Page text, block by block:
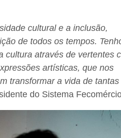
cultural e a inclusão,
de todos os tempos.
cultura através de vertentes
artísticas, que nos
transformar a vida de tantas
do Sistema